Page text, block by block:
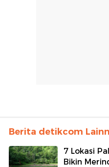
Berita detikcom
7 Lokasi
Bikin